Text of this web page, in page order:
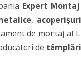
Expert Montaj
,
de montaj al
de